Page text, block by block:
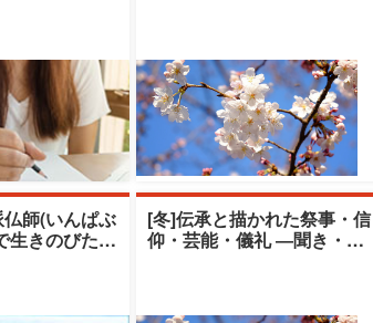
師(いんぱぶ
生きのびたも
[冬]伝承と描かれた祭事・信
仰・芸能・儀礼 ―聞き・伝